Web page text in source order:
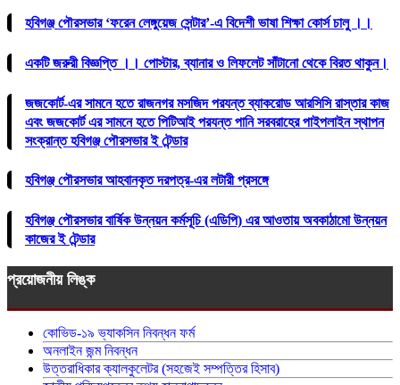
হবিগঞ্জ পৌরসভার ‘ফরেন লেঙ্গুয়েজ সেন্টার’-এ বিদেশী ভাষা শিক্ষা কোর্স চালু ।।
একটি জরুরী বিজ্ঞপ্তি ।। পোস্টার, ব্যানার ও লিফলেট সাঁটানো থেকে বিরত থাকুন।
জজকোর্ট-এর সামনে হতে রাজনগর মসজিদ পরযন্ত ব্যাকরোড আরসিসি রাস্তার কাজ
এবং জজকোর্ট এর সামনে হতে পিটিআই পরযন্ত পানি সরবরাহের পাইপলাইন স্থাপন
সংক্রান্ত হবিগঞ্জ পৌরসভার ই টেন্ডার
হবিগঞ্জ পৌরসভার আহবানকৃত দরপত্র-এর লটারী প্রসঙ্গে
হবিগঞ্জ পৌরসভার বার্ষিক উন্নয়ন কর্মসূচি (এডিপি) এর আওতায় অবকাঠামো উন্নয়ন
কাজের ই টেন্ডার
প্রয়োজনীয় লিঙ্ক
কোভিড-১৯ ভ্যাকসিন নিবন্ধন ফর্ম
অনলাইন জন্ম নিবন্ধন
উত্তরাধিকার ক্যালকুলেটর (সহজেই সম্পত্তির হিসাব)